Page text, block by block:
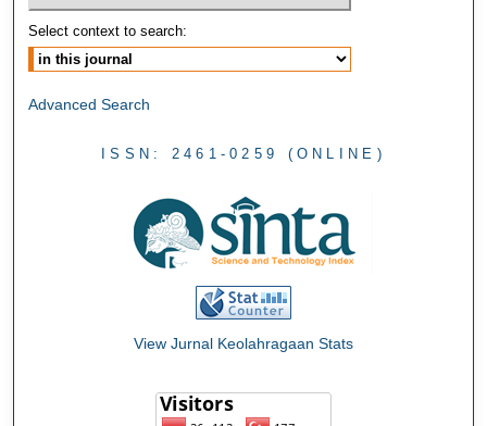
Select context to search:
Advanced Search
ISSN: 2461-0259 (ONLINE)
View Jurnal Keolahragaan Stats